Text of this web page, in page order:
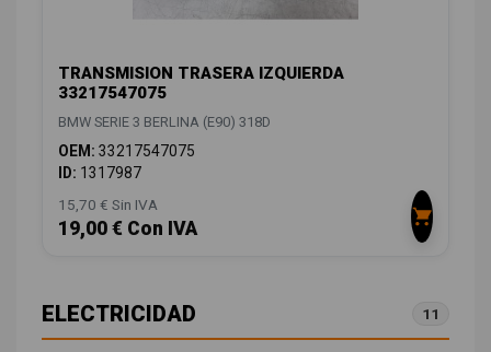
TRANSMISION TRASERA IZQUIERDA
33217547075
BMW SERIE 3 BERLINA (E90) 318D
OEM: 33217547075
ID: 1317987
15,70 € Sin IVA
19,00 € Con IVA
ELECTRICIDAD 11